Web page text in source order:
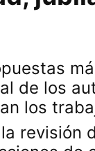
de los
los
revisión